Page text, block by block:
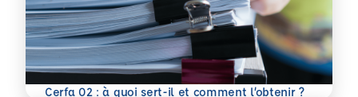
Cerfa 02 : à quoi sert-il et comment l’obtenir ?
En savoir plus